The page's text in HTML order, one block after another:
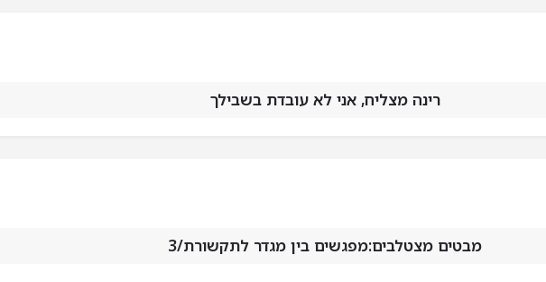
רינה מצליח, אני לא עובדת בשבילך
מבטים מצטלבים:מפגשים בין מגדר לתקשורת/3